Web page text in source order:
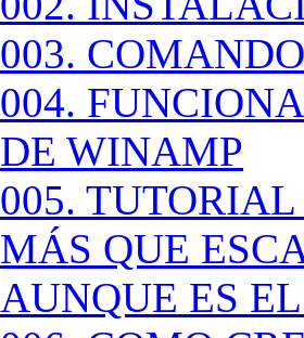
003.
004.
DE WINAMP
005.
MÁS QUE
AUNQUE ES